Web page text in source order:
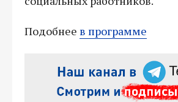
Подобнее в программе